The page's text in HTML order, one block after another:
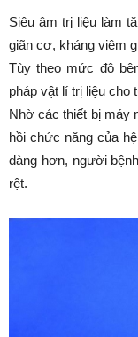
Siêu âm trị liệu làm
giãn cơ, kháng viêm
Tùy theo mức độ
pháp vật lí trị liệu cho
Nhờ các thiết bị máy
hồi chức năng của
dàng hơn, người
rệt.